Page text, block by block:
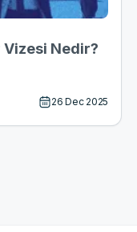
Nedir?
26 Dec 2025